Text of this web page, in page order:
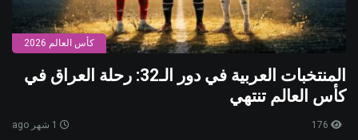
كأس العالم 2026
المنتخبات العربية في دور الـ32: رحلة العراق في
كأس العالم تنتهي